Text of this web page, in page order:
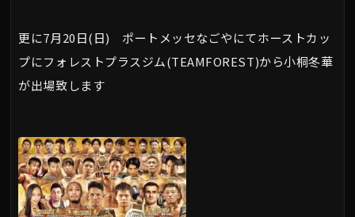
更に7月20日(日) ポートメッセなごやにてホーストカッ
プにフォレストプラスジム(TEAMFOREST)から小桐冬華
が出場致します